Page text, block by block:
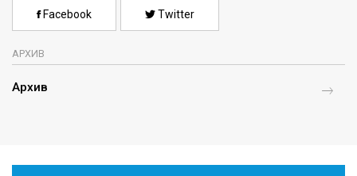
Facebook Twitter
АРХИВ
Архив